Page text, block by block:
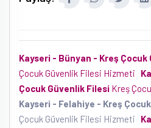
Kayseri - Bünyan - Kreş Çocuk
Çocuk Güvenlik Filesi Hizmeti
Çocuk Güvenlik Filesi Kreş
Kayseri - Felahiye - Kreş
Çocuk Güvenlik Filesi Hizmeti